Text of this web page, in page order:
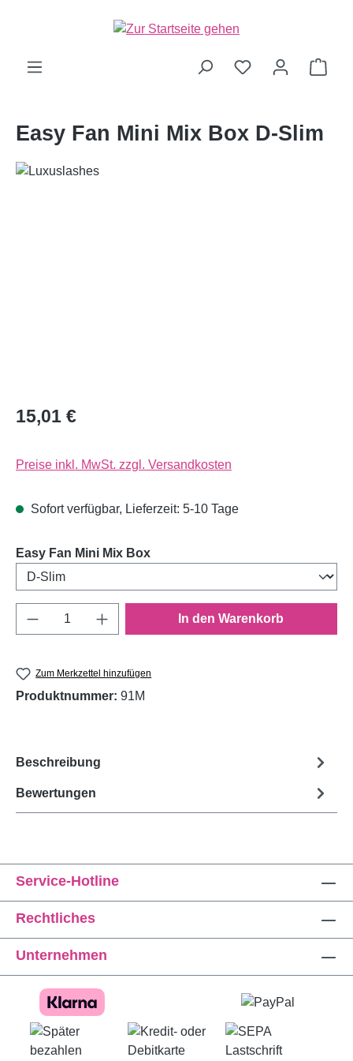
Easy Fan Mini Mix Box D-Slim
15,01 €
Preise inkl. MwSt. zzgl. Versandkosten
Sofort verfügbar, Lieferzeit: 5-10 Tage
Easy Fan Mini Mix Boxauswählen
Produkt Anzahl: Gib den gewünschten
In den Warenkorb
Zum Merkzettel hinzufügen
Produktnummer: 91M
Beschreibung
Bewertungen
Service-Hotline
Rechtliches
Unternehmen